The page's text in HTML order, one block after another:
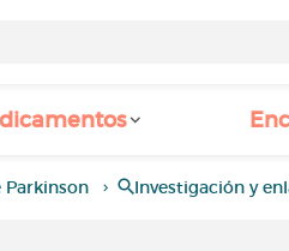
Investigación y